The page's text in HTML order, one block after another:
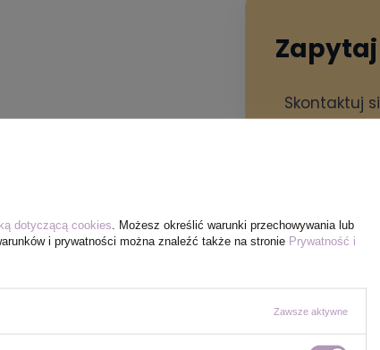
Skontaktuj
czego
Ciebie
dotyczącą cookies . Możesz określić warunki przechowywania lub
i prywatności można znaleźć także na stronie Prywatność i
Zawsze aktywne